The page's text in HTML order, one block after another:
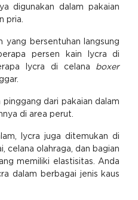
digunakan dalam pakaian
pria.
yang bersentuhan langsung
persen kain lycra di
lycra di celana boxer
pinggang dari pakaian dalam
di area perut.
lycra juga ditemukan di
celana olahraga, dan bagian
memiliki elastisitas. Anda
dalam berbagai jenis kaus